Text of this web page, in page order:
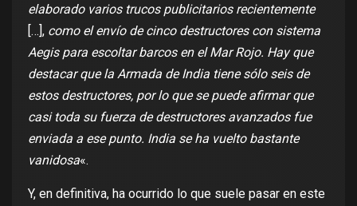
elaborado varios trucos publicitarios recientemente
[…], como el envío de cinco destructores con sistema
Aegispara escoltar barcos en el Mar Rojo. Hay que
destacar que la Armada de India tiene sólo seis de
estos destructores, por lo que se puede afirmar que
casi toda su fuerza de destructores avanzados fue
enviada a ese punto. India se ha vuelto bastante
vanidosa«.
Y, en definitiva, ha ocurrido lo que suele pasar en este